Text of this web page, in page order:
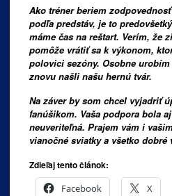
Ako tréner beriem
podľa predstáv, je to
máme čas na reštart. Verím, že
pomôže vrátiť sa k výkonom,
polovici sezóny. Osobne
znovu našli našu hernú tvár.
Na záver by som chcel vyjadriť
fanúšikom. Vaša podpora bola
neuveriteľná. Prajem vám i
vianočné sviatky a všetko dobré
Zdieľaj tento článok:
Facebook
X